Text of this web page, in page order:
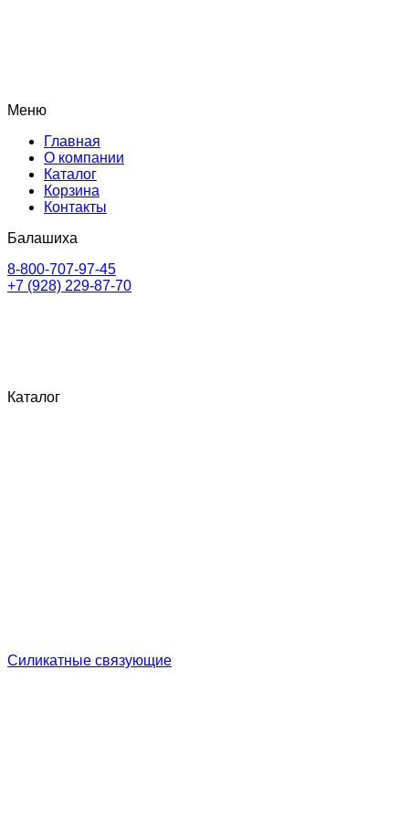
Меню
Главная
О компании
Каталог
Корзина
Контакты
Балашиха
8-800-707-97-45
+7 (928) 229-87-70
Каталог
Cиликатные связующие